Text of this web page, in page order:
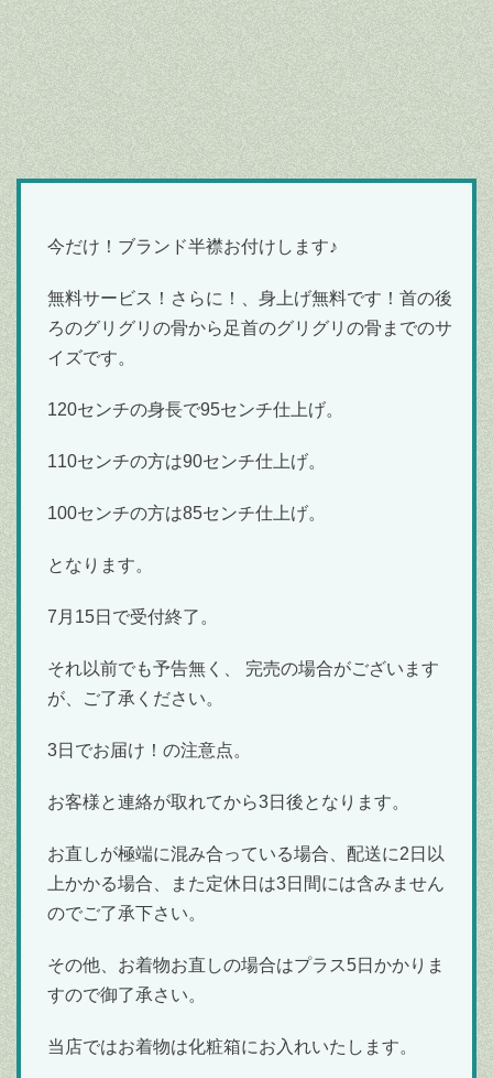
今だけ！ブランド半襟お付けします♪
無料サービス！さらに！、身上げ無料です！首の後
ろのグリグリの骨から足首のグリグリの骨までのサ
イズです。
120センチの身長で95センチ仕上げ。
110センチの方は90センチ仕上げ。
100センチの方は85センチ仕上げ。
となります。
7月15日で受付終了。
それ以前でも予告無く、 完売の場合がございます
が、ご了承ください。
3日でお届け！の注意点。
お客様と連絡が取れてから3日後となります。
お直しが極端に混み合っている場合、配送に2日以
上かかる場合、また定休日は3日間には含みません
のでご了承下さい。
その他、お着物お直しの場合はプラス5日かかりま
すので御了承さい。
当店ではお着物は化粧箱にお入れいたします。